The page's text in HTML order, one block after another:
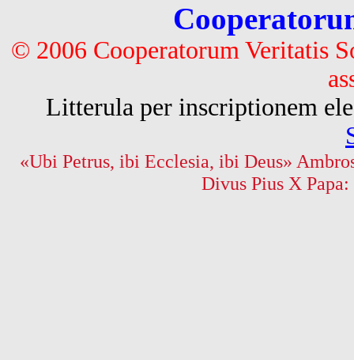
© 2006 Cooperatorum Veritatis
Litterula per inscriptionem
«Ubi Petrus, ibi Ecclesia, ibi Deus»
Divus Pius X Papa: